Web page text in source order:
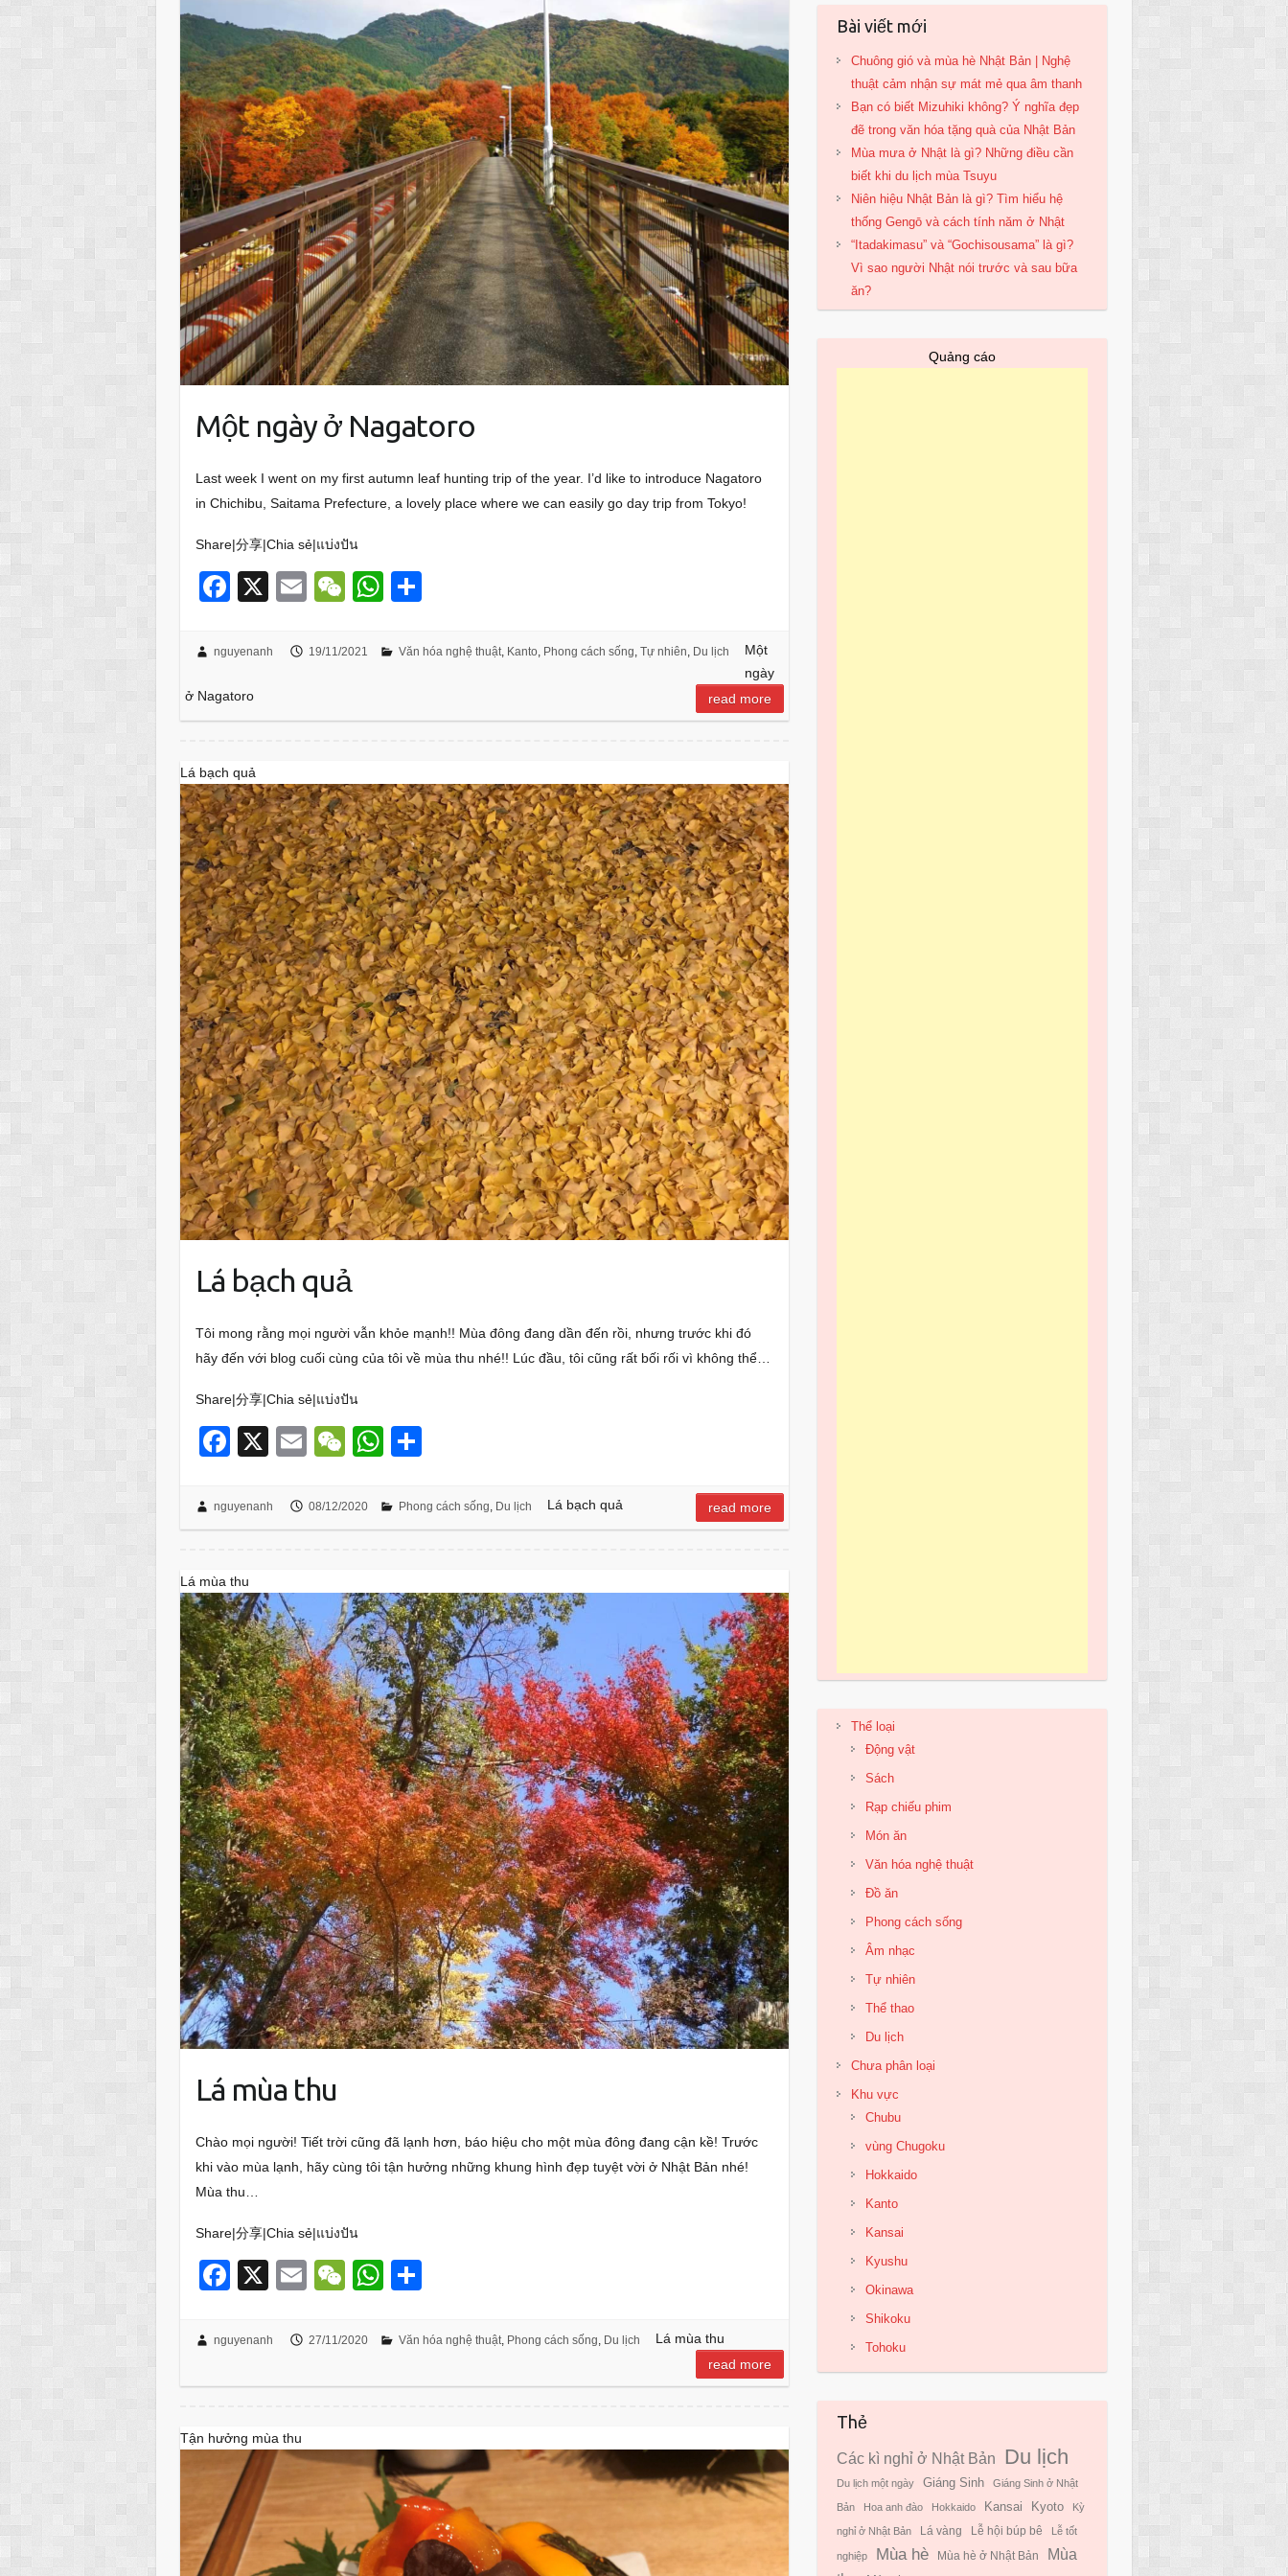
Một ngày ở Nagatoro
Last week I went on my first autumn leaf hunting trip of the year. I’d like to introduce Nagatoro
in Chichibu, Saitama Prefecture, a lovely place where we can easily go day trip from Tokyo!
Share|分享|Chia sẻ|แบ่งปัน
F
c
b
o
k
X
E
ail
W
C
W
at ar
nguyenanh 19/11/2021 Văn hóa nghệ thuật, Kanto, Phong cách sống, Tự nhiên, Du lịch
Một
ngày
ở Nagatoro
read more
Lá bạch quả
Lá bạch quả
Tôi mong rằng mọi người vẫn khỏe mạnh!! Mùa đông đang dần đến rồi, nhưng trước khi đó
hãy đến với blog cuối cùng của tôi về mùa thu nhé!! Lúc đầu, tôi cũng rất bối rối vì không thể…
Share|分享|Chia sẻ|แบ่งปัน
F
c
e
o
o
k
X
E
ail
W
C
h
W
at
s
p
p
ar
e
nguyenanh 08/12/2020 Phong cách sống, Du lịch Lá bạch quả read more
Lá mùa thu
Lá mùa thu
Chào mọi người! Tiết trời cũng đã lạnh hơn, báo hiệu cho một mùa đông đang cận kề! Trước
khi vào mùa lạnh, hãy cùng tôi tận hưởng những khung hình đẹp tuyệt vời ở Nhật Bản nhé!
Mùa thu…
Share|分享|Chia sẻ|แบ่งปัน
F
c
b
o
o
k
X
E
ail
W
C
at
W
at
A
p
ar
nguyenanh 27/11/2020 Văn hóa nghệ thuật, Phong cách sống, Du lịch
Lá mùa thu
read more
Tận hưởng mùa thu
Bài viết mới
Chuông gió và mùa hè Nhật Bản | Nghệ
thuật cảm nhận sự mát mẻ qua âm thanh
Bạn có biết Mizuhiki không? Ý nghĩa đẹp
đẽ trong văn hóa tặng quà của Nhật Bản
Mùa mưa ở Nhật là gì? Những điều cần
biết khi du lịch mùa Tsuyu
Niên hiệu Nhật Bản là gì? Tìm hiểu hệ
thống Gengō và cách tính năm ở Nhật
“Itadakimasu” và “Gochisousama” là gì?
Vì sao người Nhật nói trước và sau bữa
ăn?
Quảng cáo
Thể loại
Động vật
Sách
Rạp chiếu phim
Món ăn
Văn hóa nghệ thuật
Đồ ăn
Phong cách sống
Âm nhạc
Tự nhiên
Thể thao
Du lịch
Chưa phân loại
Khu vực
Chubu
vùng Chugoku
Hokkaido
Kanto
Kansai
Kyushu
Okinawa
Shikoku
Tohoku
Thẻ
Các kì nghỉ ở Nhật Bản Du lịch
Du lịch một ngày Giáng Sinh Giáng Sinh ở Nhật
Bản Hoa anh đào Hokkaido Kansai Kyoto Kỳ
nghỉ ở Nhật Bản Lá vàng Lễ hội búp bê Lễ tốt
nghiệp Mùa hè Mùa hè ở Nhật Bản
Mùa